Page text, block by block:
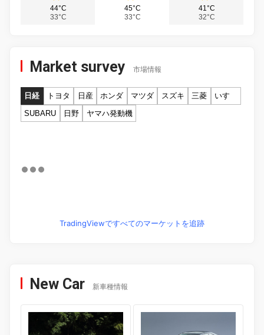
44°C
33°C
45°C
33°C
41°C
32°C
Market survey 市場情報
日経 トヨタ 日産 ホンダ マツダ スズキ 三菱
いすゞ
SUBARU
日野 ヤマハ発動機
TradingViewですべてのマーケットを追跡
New Car 新車種情報